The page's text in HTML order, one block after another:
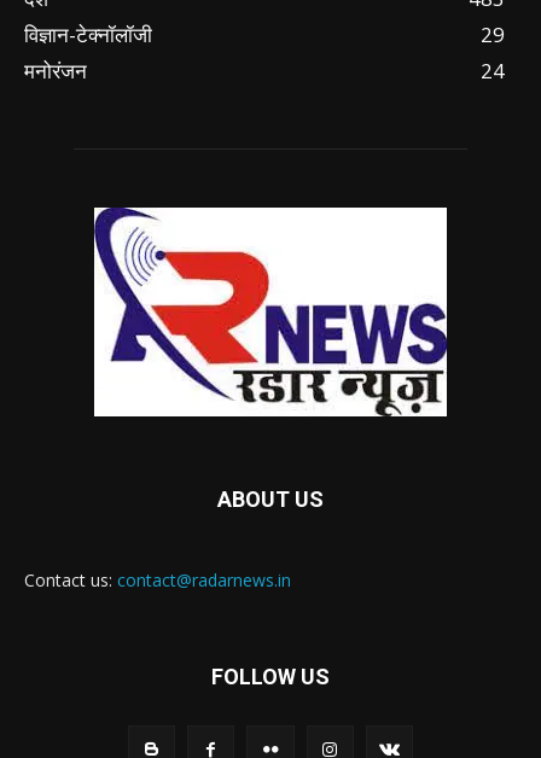
विज्ञान-टेक्नॉलॉजी
29
मनोरंजन
24
ABOUT US
Contact us: contact@radarnews.in
FOLLOW US